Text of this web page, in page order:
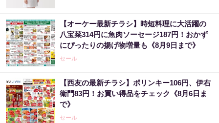
【オーケー最新チラシ】時短料理に大活躍の
八宝菜314円に魚肉ソーセージ187円！おかず
にぴったりの揚げ物増量も《8月9日まで》
セール
【西友の最新チラシ】ポリンキー106円、伊右
衛門83円！お買い得品をチェック《8月6日ま
で》
セール